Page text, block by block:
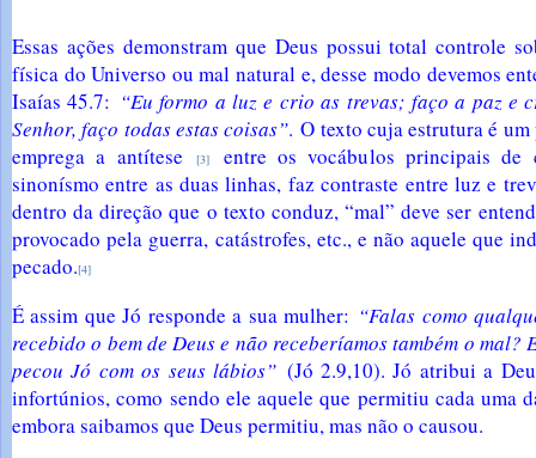
Essas ações demonstram que Deus possui total controle
física do Universo ou mal natural e, desse modo devemos
Isaías 45.7: “Eu formo a luz e crio as trevas; faço a paz e
Senhor, faço todas estas coisas”.O texto cuja estrutura é
emprega a antítese[3]
entre os vocábulos principais
sinonísmo entre as duas linhas, faz contraste entre luz e
dentro da direção que o texto conduz, “mal” deve ser
provocado pela guerra, catástrofes, etc., e não aquele que
pecado.[4]
É assim que Jó responde a sua mulher: “Falas como
recebido o bem de Deus e não receberíamos também o mal?
pecou Jó com os seus lábios” (Jó 2.9,10). Jó atribui a
infortúnios, como sendo ele aquele que permitiu cada uma
embora saibamos que Deus permitiu, mas não o causou.